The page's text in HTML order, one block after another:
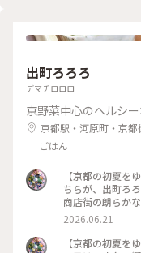
出町ろろろ
デマチロロロ
京野菜中心のヘルシ
京都駅・河原町・京
ごはん
【京都の初夏を
ちらが、出町ろろろ
商店街の朗らかな横断
（ミニシアター） #懐かしくて優しい #ひとり散歩 #のんび
り #出町柳 #出
りっぷ京都
2026.06.21
【京都の初夏を